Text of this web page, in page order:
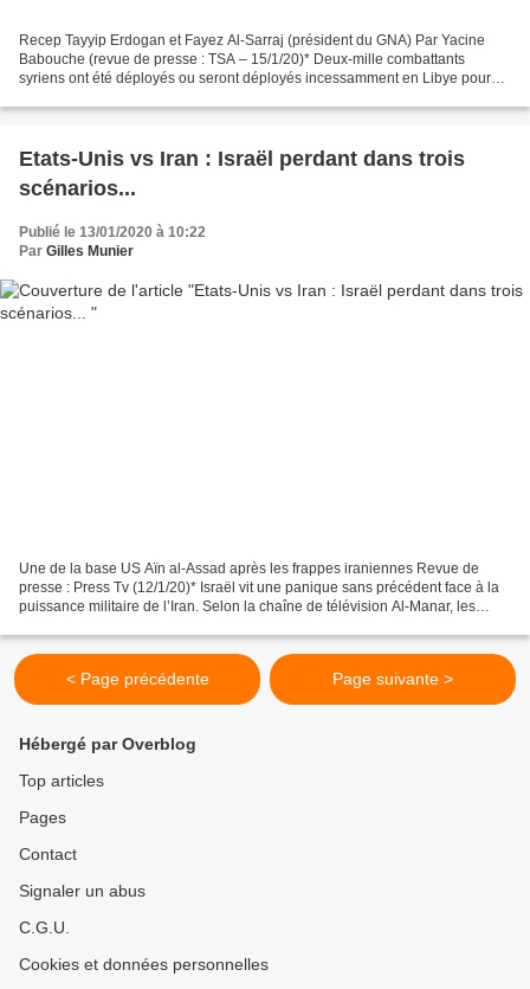
Recep Tayyip Erdogan et Fayez Al-Sarraj (président du GNA) Par Yacine
Babouche (revue de presse : TSA – 15/1/20)* Deux-mille combattants
syriens ont été déployés ou seront déployés incessamment en Libye pour
Etats-Unis vs Iran : Israël perdant dans trois
scénarios...
Publié le 13/01/2020 à 10:22
Par Gilles Munier
Une de la base US Aïn al-Assad après les frappes iraniennes Revue de
presse : Press Tv (12/1/20)* Israël vit une panique sans précédent face à la
puissance militaire de l’Iran. Selon la chaîne de télévision Al-Manar, les
< Page précédente Page suivante >
Hébergé par Overblog
Top articles
Pages
Contact
Signaler un abus
C.G.U.
Cookies et données personnelles